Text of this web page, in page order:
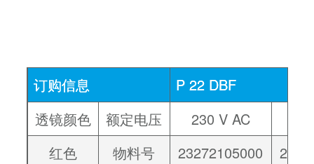
订购信息
P 22 DBF
透镜颜色
额定电压 230 V AC
红色
物料号 23272105000